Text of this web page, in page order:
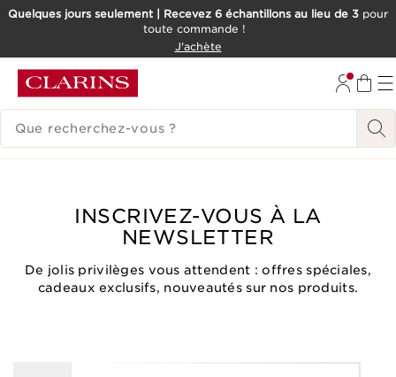
ALLER AU CONTENU
Quelques jours seulement | Recevez 6 échantillons au lieu de 3 pour
toute commande !
J'achète
HISTORIQUE DES RECHERCHES
INSCRIVEZ-VOUS À LA
NEWSLETTER
De jolis privilèges vous attendent : offres spéciales,
cadeaux exclusifs, nouveautés sur nos produits.